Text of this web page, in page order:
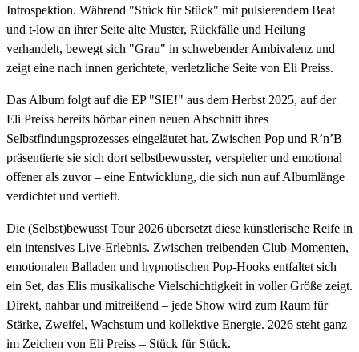
Introspektion. Während "Stück für Stück" mit pulsierendem Beat
und t-low an ihrer Seite alte Muster, Rückfälle und Heilung
verhandelt, bewegt sich "Grau" in schwebender Ambivalenz und
zeigt eine nach innen gerichtete, verletzliche Seite von Eli Preiss.
Das Album folgt auf die EP "SIE!" aus dem Herbst 2025, auf der
Eli Preiss bereits hörbar einen neuen Abschnitt ihres
Selbstfindungsprozesses eingeläutet hat. Zwischen Pop und R’n’B
präsentierte sie sich dort selbstbewusster, verspielter und emotional
offener als zuvor – eine Entwicklung, die sich nun auf Albumlänge
verdichtet und vertieft.
Die (Selbst)bewusst Tour 2026 übersetzt diese künstlerische Reife in
ein intensives Live-Erlebnis. Zwischen treibenden Club-Momenten,
emotionalen Balladen und hypnotischen Pop-Hooks entfaltet sich
ein Set, das Elis musikalische Vielschichtigkeit in voller Größe zeigt.
Direkt, nahbar und mitreißend – jede Show wird zum Raum für
Stärke, Zweifel, Wachstum und kollektive Energie. 2026 steht ganz
im Zeichen von Eli Preiss – Stück für Stück.